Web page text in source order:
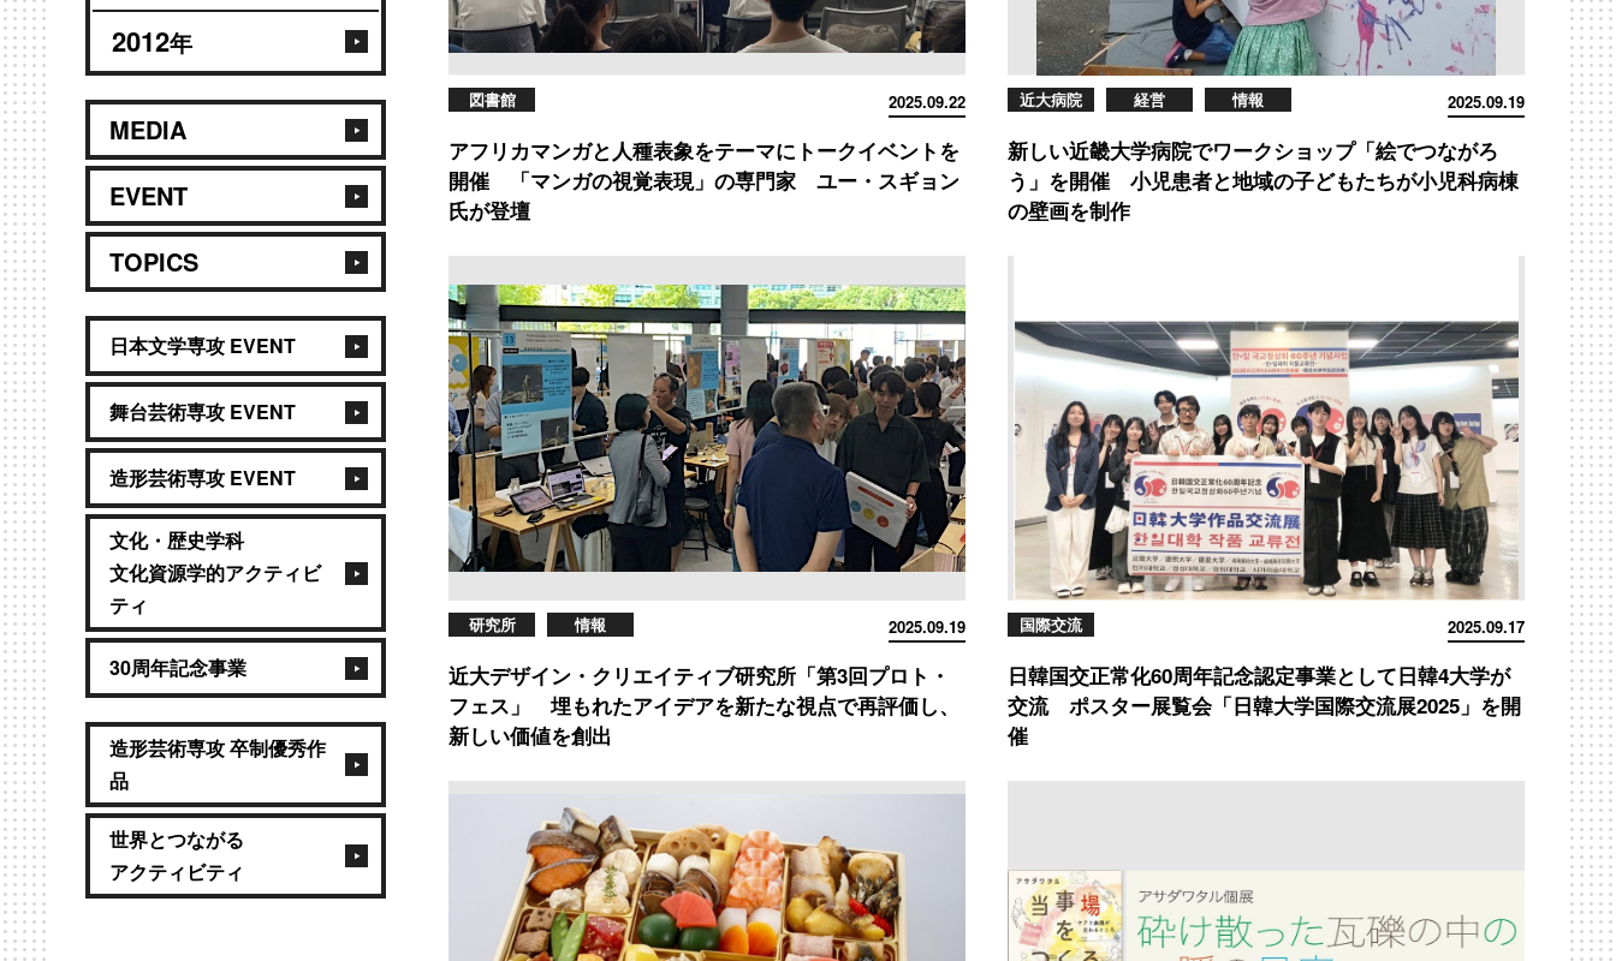
2012年
MEDIA
EVENT
TOPICS
日本文学専攻 EVENT
舞台芸術専攻 EVENT
造形芸術専攻 EVENT
文化・歴史学科
文化資源学的アクティビ
ティ
30周年記念事業
造形芸術専攻 卒制優秀作
品
世界とつながる
アクティビティ
図書館 2025.09.22
アフリカマンガと人種表象をテーマにトークイベントを
開催 「マンガの視覚表現」の専門家 ユー・スギョン
氏が登壇
近大病院 経営 情報 2025.09.19
新しい近畿大学病院でワークショップ「絵でつながろ
う」を開催 小児患者と地域の子どもたちが小児科病棟
の壁画を制作
研究所 情報 2025.09.19
近大デザイン・クリエイティブ研究所「第3回プロト・
フェス」 埋もれたアイデアを新たな視点で再評価し、
新しい価値を創出
国際交流 2025.09.17
日韓国交正常化60周年記念認定事業として日韓4大学が
交流 ポスター展覧会「日韓大学国際交流展2025」を開
催